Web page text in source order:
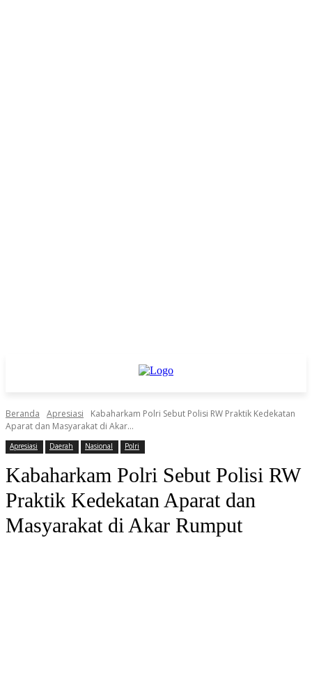
Beranda Apresiasi
Kabaharkam Polri Sebut Polisi RW Praktik Kedekatan
Aparat dan Masyarakat di Akar...
Apresiasi Daerah Nasional Polri
Kabaharkam Polri Sebut Polisi RW
Praktik Kedekatan Aparat dan
Masyarakat di Akar Rumput